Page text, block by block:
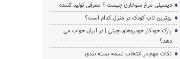
دیسپلی مرغ سوخاری چیست ؟ معرفی تولید کننده
بهترین تاب کودک در منزل کدام است؟
پارک خودکار خودروهای چینی | در ایران جواب می
دهد؟
نکات مهم در انتخاب تسمه بسته بندی